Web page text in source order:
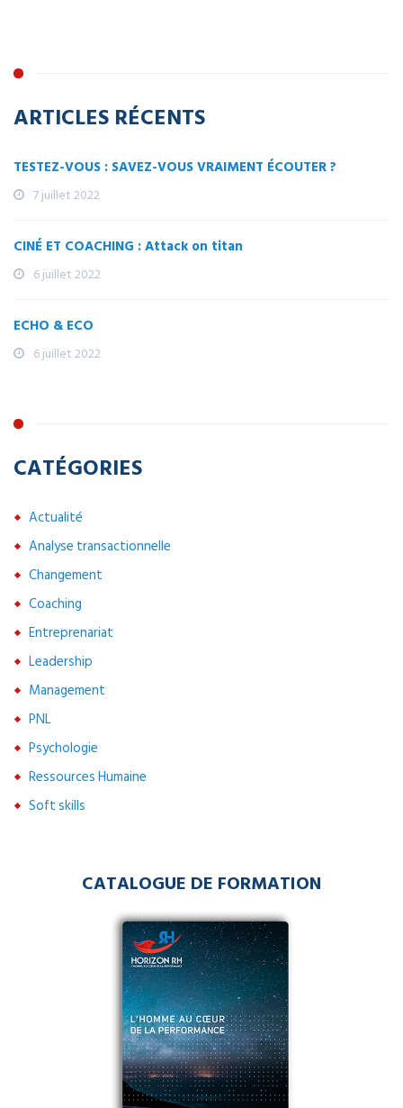
ARTICLES RÉCENTS
TESTEZ-VOUS : SAVEZ-VOUS VRAIMENT ÉCOUTER ?
7 juillet 2022
CINÉ ET COACHING : Attack on titan
6 juillet 2022
ECHO & ECO
6 juillet 2022
CATÉGORIES
Actualité
Analyse transactionnelle
Changement
Coaching
Entreprenariat
Leadership
Management
PNL
Psychologie
Ressources Humaine
Soft skills
CATALOGUE DE FORMATION